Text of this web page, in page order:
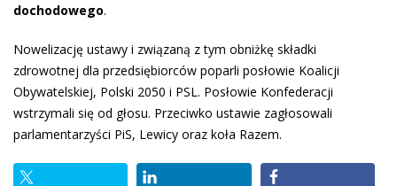
dochodowego.
Nowelizację ustawy i związaną z tym obniżkę składki
zdrowotnej dla przedsiębiorców poparli posłowie Koalicji
Obywatelskiej, Polski 2050 i PSL. Posłowie Konfederacji
wstrzymali się od głosu. Przeciwko ustawie zagłosowali
parlamentarzyści PiS, Lewicy oraz koła Razem.